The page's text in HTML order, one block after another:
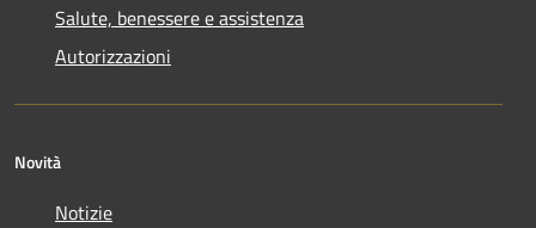
Salute, benessere e assistenza
Autorizzazioni
Novità
Notizie